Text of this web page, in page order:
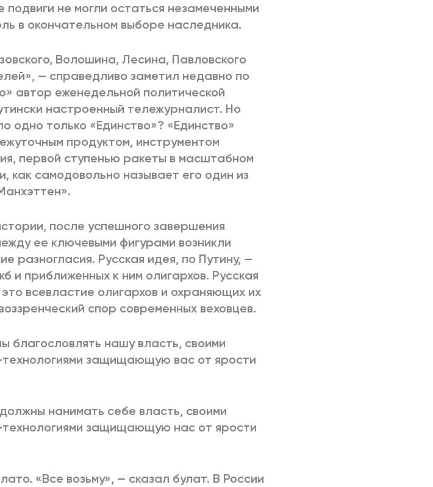
подвиги не могли остаться незамеченными
в окончательном выборе наследника.
Волошина, Лесина, Павловского
— справедливо заметил недавно по
автор еженедельной политической
настроенный тележурналист. Но
одно только «Единство»? «Единство»
продуктом, инструментом
первой ступенью ракеты в масштабном
как самодовольно называет его один из
после успешного завершения
ее ключевыми фигурами возникли
разногласия. Русская идея, по Путину, —
и приближенных к ним олигархов. Русская
всевластие олигархов и охраняющих их
спор современных веховцев.
благословлять нашу власть, своими
защищающую вас от ярости
нанимать себе власть, своими
защищающую нас от ярости
«Все возьму», — сказал булат. В России